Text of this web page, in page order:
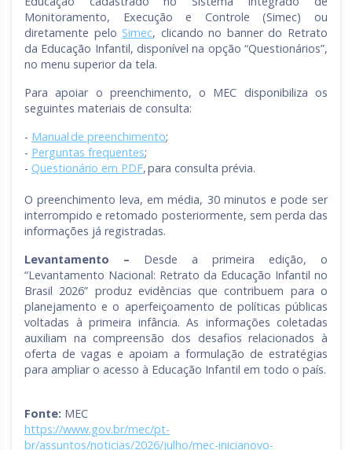
Monitoramento, Execução e Controle (Simec) ou
diretamente pelo Simec, clicando no banner do Retrato
da Educação Infantil, disponível na opção “Questionários”,
no menu superior da tela.
Para apoiar o preenchimento, o MEC disponibiliza os
seguintes materiais de consulta:
- Manual de preenchimento;
- Perguntas frequentes;
- Questionário em PDF, para consulta prévia.
O preenchimento leva, em média, 30 minutos e pode ser
interrompido e retomado posteriormente, sem perda das
informações já registradas.
Levantamento – Desde a primeira edição, o
“Levantamento Nacional: Retrato da Educação Infantil no
Brasil 2026” produz evidências que contribuem para o
planejamento e o aperfeiçoamento de políticas públicas
voltadas à primeira infância. As informações coletadas
auxiliam na compreensão dos desafios relacionados à
oferta de vagas e apoiam a formulação de estratégias
para ampliar o acesso à Educação Infantil em todo o país.
Fonte: MEC
https://www.gov.br/mec/pt-
br/assuntos/noticias/2026/julho/mec-inicianovo-